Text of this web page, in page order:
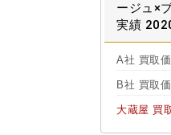
ージュ×
実績
A社 買取価
B社 買取価
大蔵屋 買